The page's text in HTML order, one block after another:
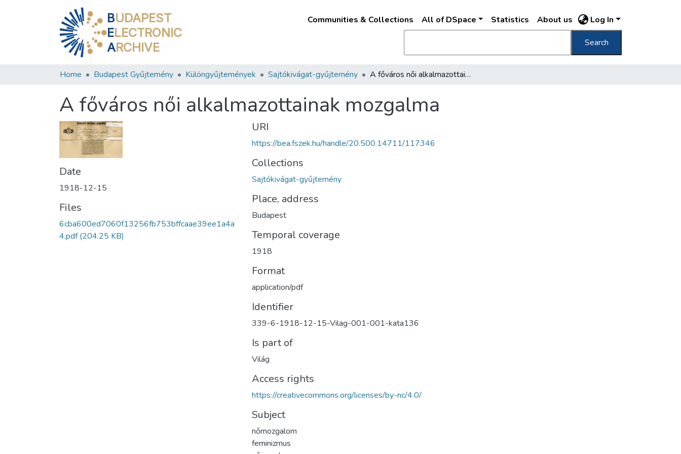
BUDAPEST
ELECTRONIC
ARCHIVE
Communities & Collections All of DSpace Statistics About us Log In
Search
Home Budapest Gyűjtemény Különgyűjtemények Sajtókivágat-gyűjtemény A főváros női alkalmazottainak mozgalma
A főváros női alkalmazottainak mozgalma
Date
1918-12-15
Files
6cba600ed7060f13256fb753bffcaae39ee1a4a
4.pdf(204.25 KB)
URI
https://bea.fszek.hu/handle/20.500.14711/117346
Collections
Sajtókivágat-gyűjtemény
Place, address
Budapest
Temporal coverage
1918
Format
application/pdf
Identifier
339-6-1918-12-15-Vilag-001-001-kata136
Is part of
Világ
Access rights
https://creativecommons.org/licenses/by-nc/4.0/
Subject
nőmozgalom
feminizmus